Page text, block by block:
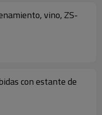
vino, ZS-
con estante de